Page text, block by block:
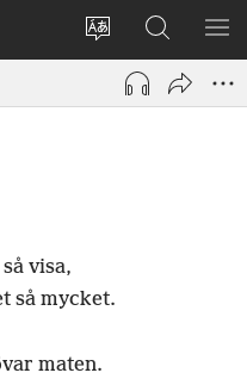
Ändra
webbplatsens
språk
Logga
(öppnar
Sök
på
jw.org
visa,
så mycket.
maten.